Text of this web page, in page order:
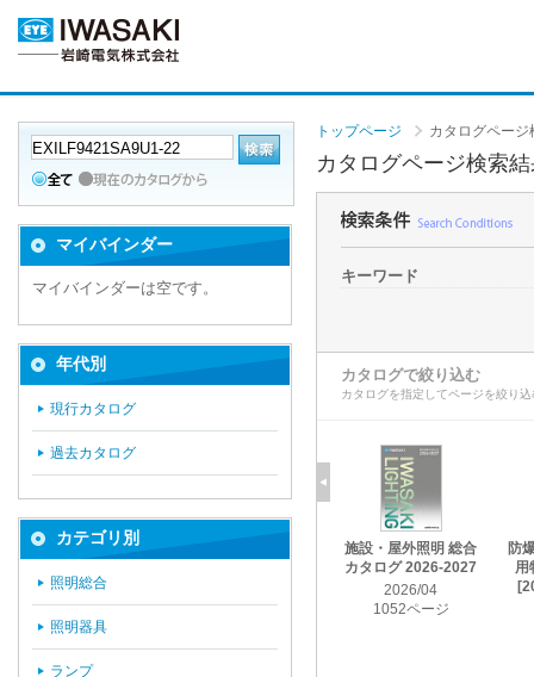
トップページ カタログページ
カタログページ検索
キーワード
カタログで絞り込む
カタログを指定してページを絞り
施設・屋外照明 総合
カタログ 2026-2027
2026/04
1052ページ
防
用
マイバインダー
マイバインダーは空です。
年代別
現行カタログ
過去カタログ
カテゴリ別
照明総合
照明器具
ランプ